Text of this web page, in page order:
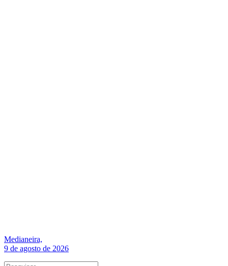
Medianeira,
9 de agosto de 2026